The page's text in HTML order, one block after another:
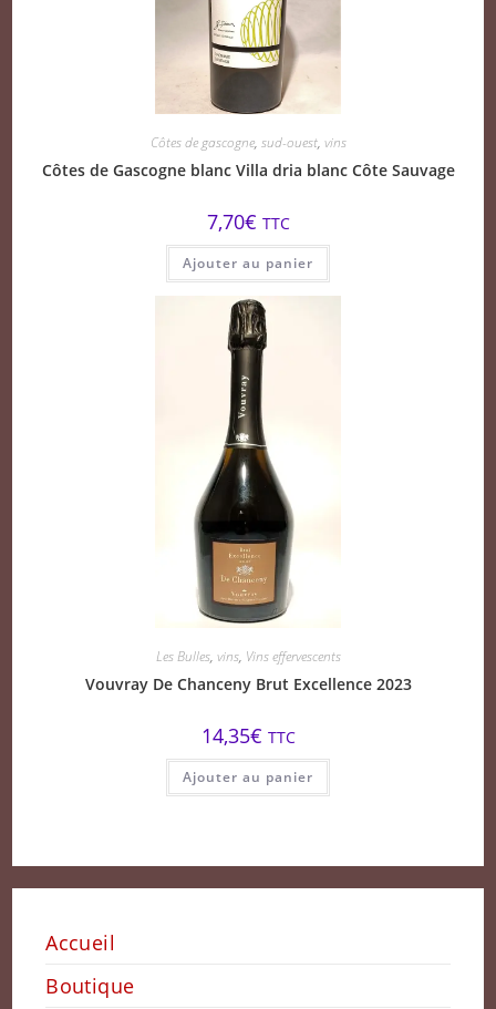
Côtes de gascogne, sud-ouest, vins
Côtes de Gascogne blanc Villa dria blanc Côte Sauvage
7,70€ TTC
Ajouter au panier
Les Bulles, vins, Vins effervescents
Vouvray De Chanceny Brut Excellence 2023
14,35€ TTC
Ajouter au panier
Accueil
Boutique